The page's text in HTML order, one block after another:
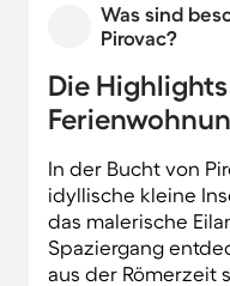
Weinbergen.
deuten auf die
eines alten
versprechen
Was sind
Pirovac?
Die
In der Bucht von
idyllische kleine
das malerische
Spaziergang
aus der Römerzeit